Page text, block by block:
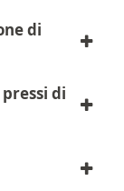
di
di